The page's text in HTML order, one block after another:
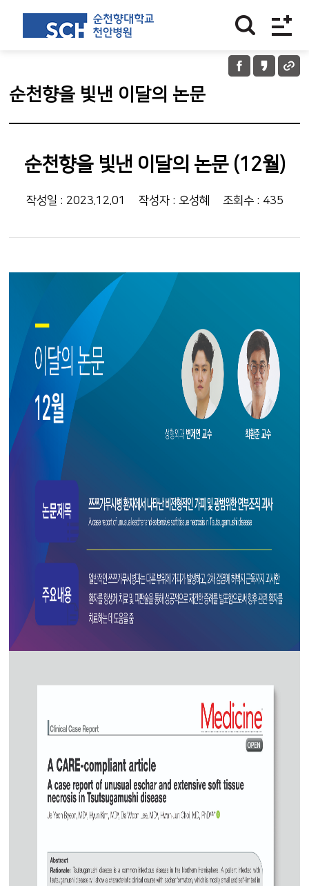
순천향을 빛낸 이달의 논문
순천향을 빛낸 이달의 논문 (12월)
작성일 : 2023.12.01 작성자 : 오성혜 조회수 : 435